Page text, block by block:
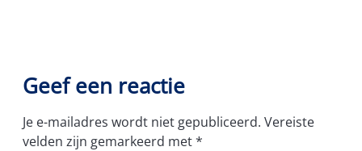
Geef een reactie
Je e-mailadres wordt niet gepubliceerd. Vereiste
velden zijn gemarkeerd met*